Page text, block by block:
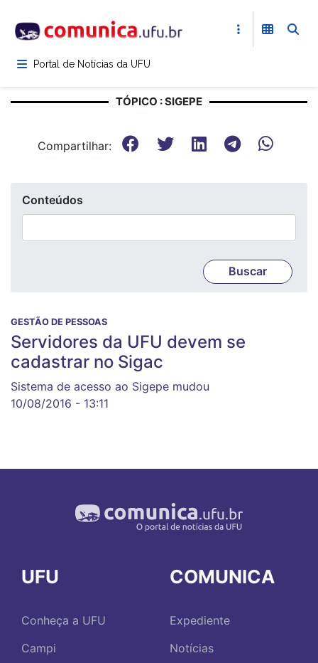
para
conteúdoPortal de Notícias da UFU
TÓPICO : SIGEPE
Compartilhar:
Conteúdos
GESTÃO DE PESSOAS
Servidores da UFU devem se
cadastrar no Sigac
Sistema de acesso ao Sigepe mudou
10/08/2016 - 13:11
UFU
Conheça a UFU
Campi
COMUNICA
Expediente
Notícias